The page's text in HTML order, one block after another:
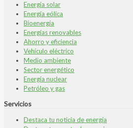
Energía solar
Energía eólica
Bioenergía
Energías renovables
Ahorro y eficiencia
Vehículo eléctrico
Medio ambiente
Sector energético
Energía nuclear
Petróleo y gas
Servicios
Destaca tu noticia de energía